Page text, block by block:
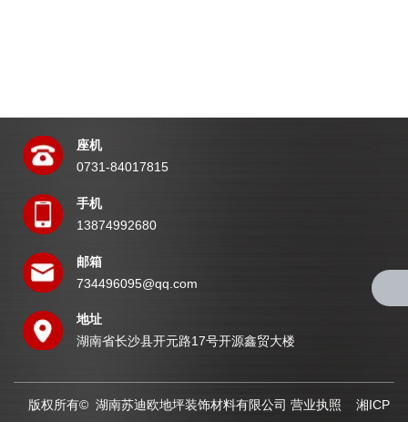
座机
0731-84017815
手机
13874992680
邮箱
734496095@qq.com
地址
湖南省长沙县开元路17号开源鑫贸大楼
版权所有© 湖南苏迪欧地坪装饰材料有限公司 营业执照 湘ICP